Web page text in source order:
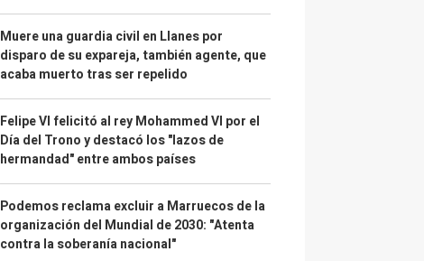
Muere una guardia civil en Llanes por
disparo de su expareja, también agente, que
acaba muerto tras ser repelido
Felipe VI felicitó al rey Mohammed VI por el
Día del Trono y destacó los "lazos de
hermandad" entre ambos países
Podemos reclama excluir a Marruecos de la
organización del Mundial de 2030: "Atenta
contra la soberanía nacional"